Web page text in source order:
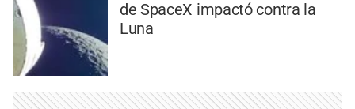
de SpaceX impactó contra la
Luna